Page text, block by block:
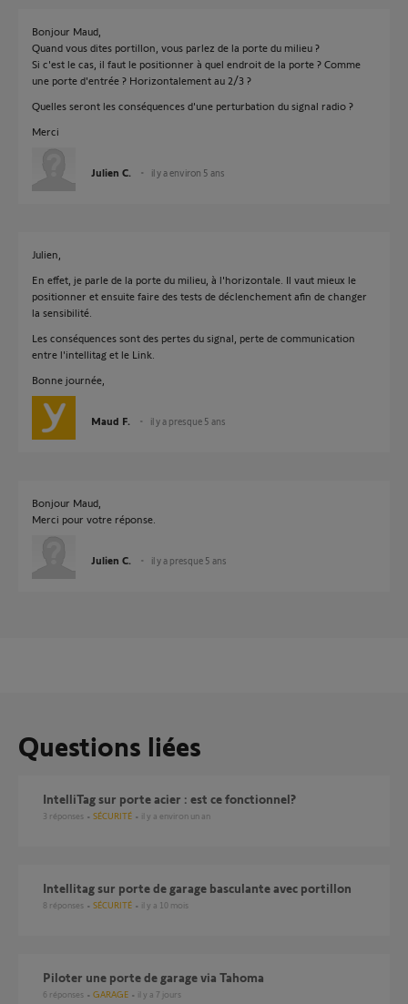
Bonjour Maud,
Quand vous dites portillon, vous parlez de la porte du milieu ?
Si c'est le cas, il faut le positionner à quel endroit de la porte ? Comme
une porte d'entrée ? Horizontalement au 2/3 ?
Quelles seront les conséquences d'une perturbation du signal radio ?
Merci
Julien C. il y a environ 5 ans
Julien,
En effet, je parle de la porte du milieu, à l'horizontale. Il vaut mieux le
positionner et ensuite faire des tests de déclenchement afin de changer
la sensibilité.
Les conséquences sont des pertes du signal, perte de communication
entre l'intellitag et le Link.
Bonne journée,
Maud F. il y a presque 5 ans
Bonjour Maud,
Merci pour votre réponse.
Julien C. il y a presque 5 ans
Questions liées
IntelliTag sur porte acier : est ce fonctionnel?
3 réponses SÉCURITÉ il y a environ un an
Intellitag sur porte de garage basculante avec portillon
8 réponses SÉCURITÉ il y a 10 mois
Piloter une porte de garage via Tahoma
6 réponses GARAGE il y a 7 jours